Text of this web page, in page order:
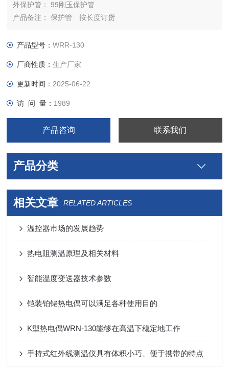
外保护管： 99刚玉保护管
产品备注： 保护管 按长度订货
B型双铂铑热电偶厂家
30-铂铑6热电偶
产品型号：WRR-130
厂商性质：生产厂家
更新时间： 2025-06-22
访 问 量： 1989
产品咨询 联系我们
产品分类
相关文章 RELATED ARTICLES
温控器市场的发展趋势
热电阻测温原理及相关材料
智能温度变送器技术参数
铠装铂铑热电偶可以满足各种使用目的
K型热电偶WRN-130能够在高温下稳定地工作
手持式红外线测温仪具有体积小巧、便于携带的特点